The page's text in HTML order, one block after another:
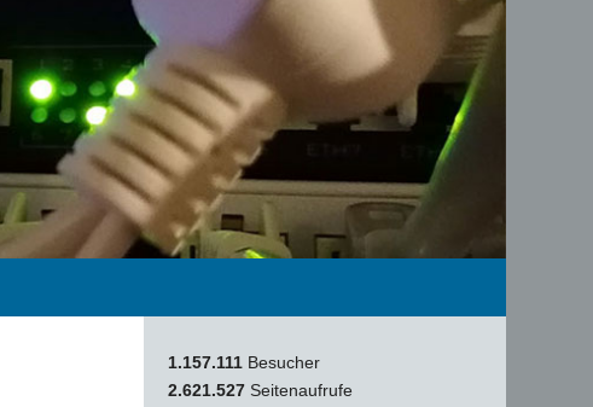
1.157.111 Besucher
2.621.527 Seitenaufrufe